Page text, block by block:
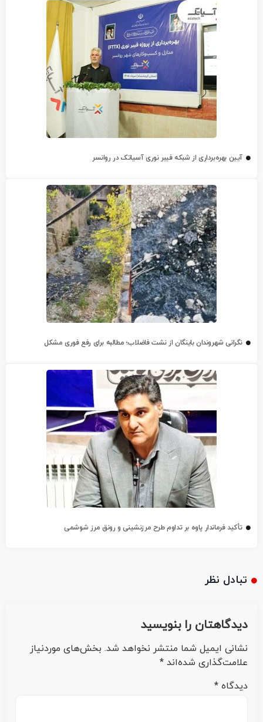
آیین بهره‌برداری از شبکه فیبر نوری آسیاتک در روانسر
نگرانی شهروندان باینگان از نشت فاضلاب؛ مطالبه برای رفع فوری مشکل
تأکید فرماندار پاوه بر تداوم طرح مرزنشینی و رونق مرز شوشمی
تبادل نظر
دیدگاهتان را بنویسید
نشانی ایمیل شما منتشر نخواهد شد. بخش‌های موردنیاز
علامت‌گذاری شده‌اند *
دیدگاه *